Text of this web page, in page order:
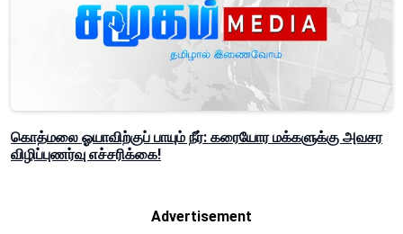
கொத்மலை ஓயாவிற்குப் பாயும் நீர்: கரையோர மக்களுக்கு அவசர
விழிப்புணர்வு எச்சரிக்கை!
Advertisement